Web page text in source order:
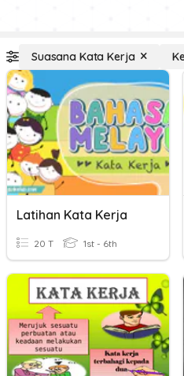
Suasana Kata Kerja
Latihan Kata Kerja
20 T 1st - 6th